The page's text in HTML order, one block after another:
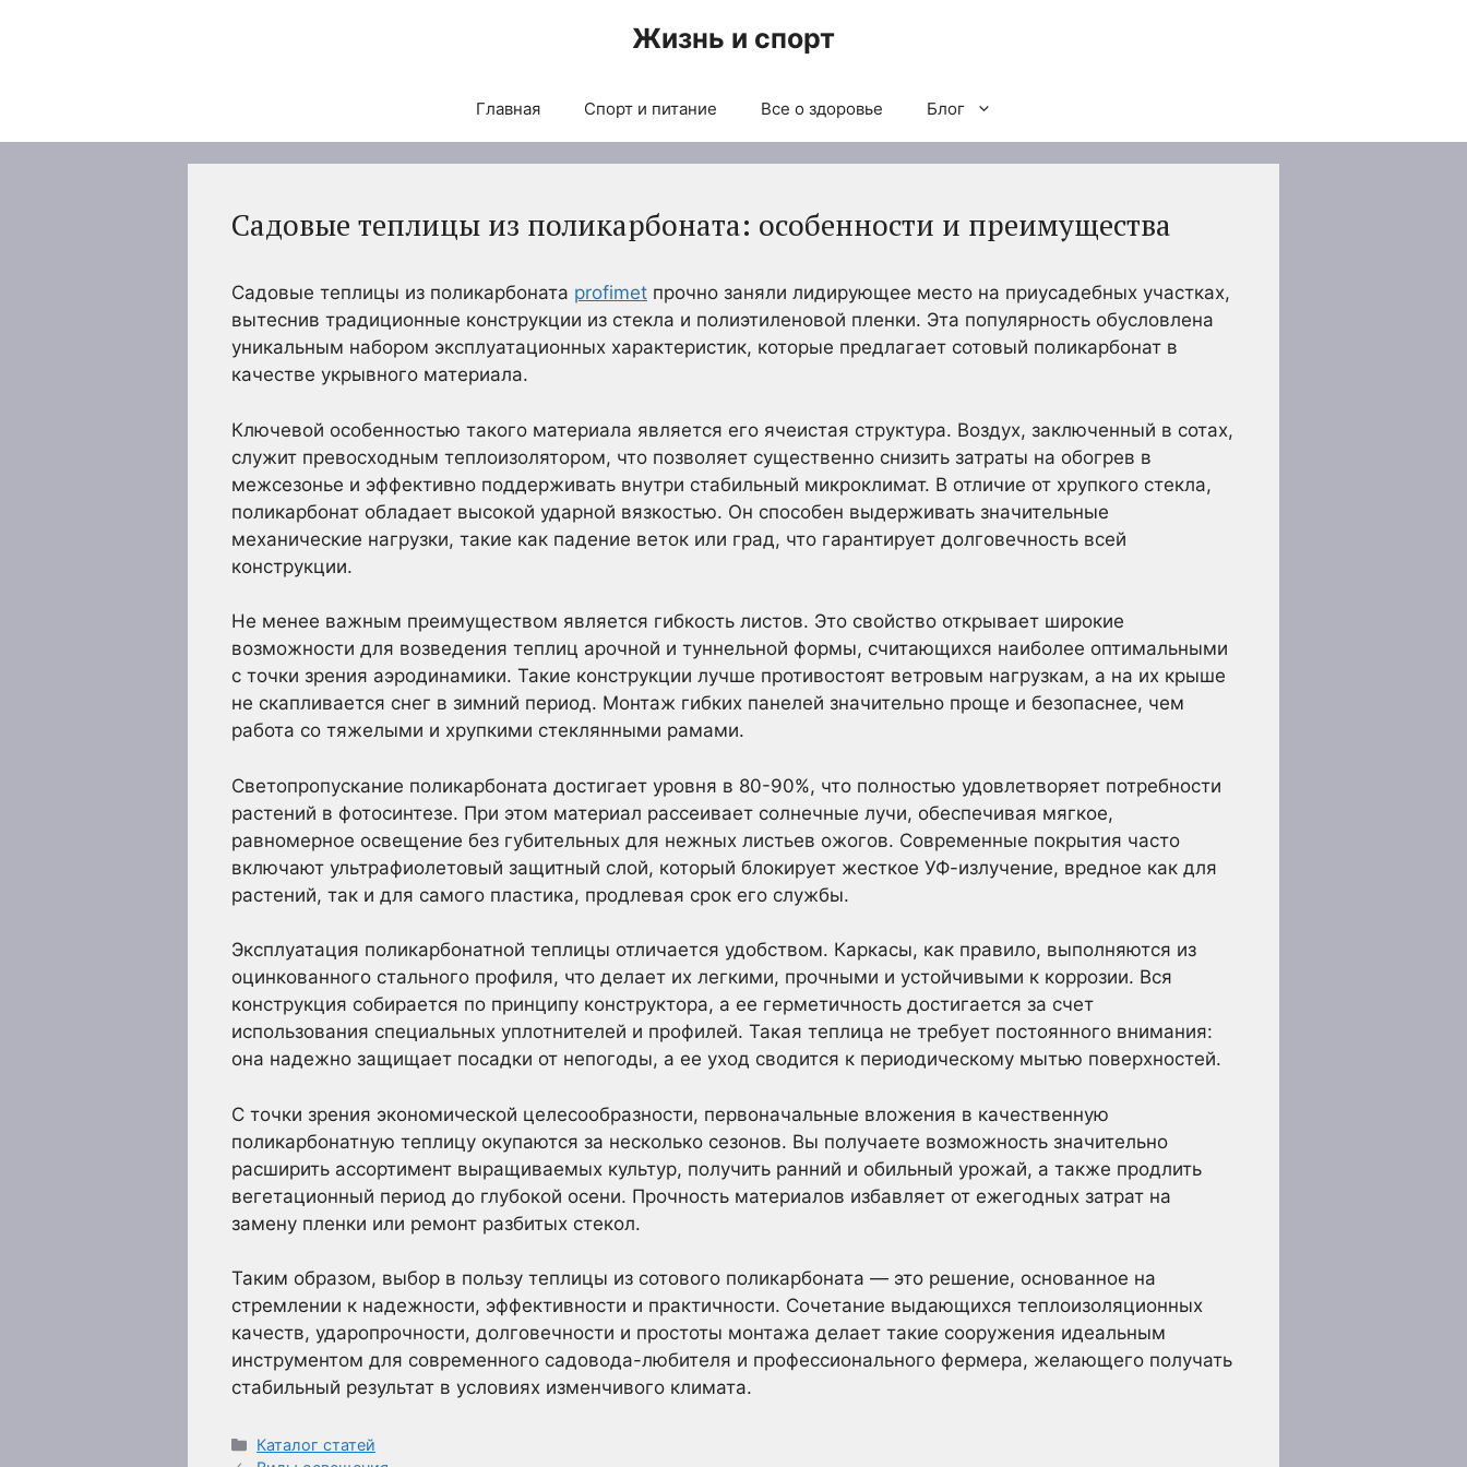
Жизнь и спорт
Главная Спорт и питание Все о здоровье Блог
Садовые теплицы из поликарбоната: особенности и преимущества
Садовые теплицы из поликарбоната profimet прочно заняли лидирующее место на приусадебных участках,
вытеснив традиционные конструкции из стекла и полиэтиленовой пленки. Эта популярность обусловлена
уникальным набором эксплуатационных характеристик, которые предлагает сотовый поликарбонат в
качестве укрывного материала.
Ключевой особенностью такого материала является его ячеистая структура. Воздух, заключенный в сотах,
служит превосходным теплоизолятором, что позволяет существенно снизить затраты на обогрев в
межсезонье и эффективно поддерживать внутри стабильный микроклимат. В отличие от хрупкого стекла,
поликарбонат обладает высокой ударной вязкостью. Он способен выдерживать значительные
механические нагрузки, такие как падение веток или град, что гарантирует долговечность всей
конструкции.
Не менее важным преимуществом является гибкость листов. Это свойство открывает широкие
возможности для возведения теплиц арочной и туннельной формы, считающихся наиболее оптимальными
с точки зрения аэродинамики. Такие конструкции лучше противостоят ветровым нагрузкам, а на их крыше
не скапливается снег в зимний период. Монтаж гибких панелей значительно проще и безопаснее, чем
работа со тяжелыми и хрупкими стеклянными рамами.
Светопропускание поликарбоната достигает уровня в 80-90%, что полностью удовлетворяет потребности
растений в фотосинтезе. При этом материал рассеивает солнечные лучи, обеспечивая мягкое,
равномерное освещение без губительных для нежных листьев ожогов. Современные покрытия часто
включают ультрафиолетовый защитный слой, который блокирует жесткое УФ-излучение, вредное как для
растений, так и для самого пластика, продлевая срок его службы.
Эксплуатация поликарбонатной теплицы отличается удобством. Каркасы, как правило, выполняются из
оцинкованного стального профиля, что делает их легкими, прочными и устойчивыми к коррозии. Вся
конструкция собирается по принципу конструктора, а ее герметичность достигается за счет
использования специальных уплотнителей и профилей. Такая теплица не требует постоянного внимания:
она надежно защищает посадки от непогоды, а ее уход сводится к периодическому мытью поверхностей.
С точки зрения экономической целесообразности, первоначальные вложения в качественную
поликарбонатную теплицу окупаются за несколько сезонов. Вы получаете возможность значительно
расширить ассортимент выращиваемых культур, получить ранний и обильный урожай, а также продлить
вегетационный период до глубокой осени. Прочность материалов избавляет от ежегодных затрат на
замену пленки или ремонт разбитых стекол.
Таким образом, выбор в пользу теплицы из сотового поликарбоната — это решение, основанное на
стремлении к надежности, эффективности и практичности. Сочетание выдающихся теплоизоляционных
качеств, ударопрочности, долговечности и простоты монтажа делает такие сооружения идеальным
инструментом для современного садовода-любителя и профессионального фермера, желающего получать
стабильный результат в условиях изменчивого климата.
Рубрики
Каталог статей